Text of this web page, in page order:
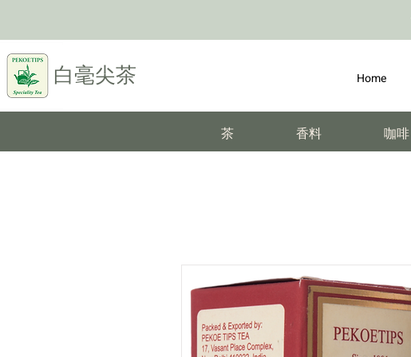
白毫尖茶 Home
茶 香料 咖啡